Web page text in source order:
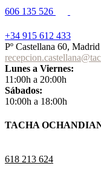
606 135 526
+34 915 612 433
Pº Castellana 60, Madrid
Lunes a Viernes:
11:00h a 20:00h
Sábados:
10:00h a 18:00h
TACHA
618 213 624